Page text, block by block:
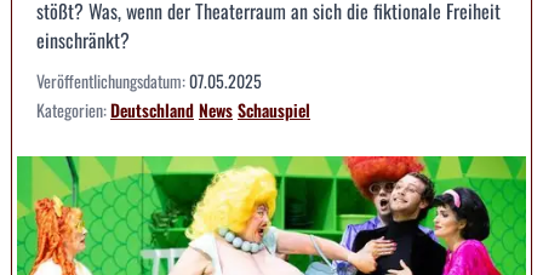
stößt? Was, wenn der Theaterraum an sich die fiktionale Freiheit
einschränkt?
Veröffentlichungsdatum:07.05.2025
Kategorien:DeutschlandNewsSchauspiel